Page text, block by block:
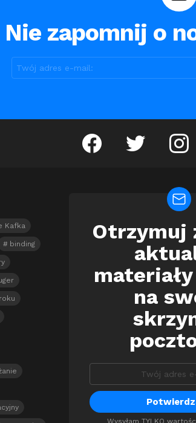
Nie zapomnij o
facebook twitter
Kafka
binding
Newsletter
Otrzymuj
na
Wysyłam TYLKO